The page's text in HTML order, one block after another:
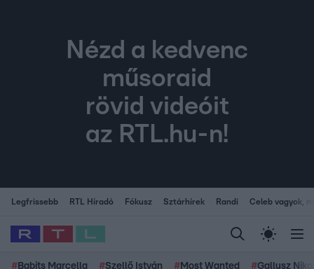
Nézd a kedvenc
műsoraid
rövid videóit
az RTL.hu-n!
Legfrissebb RTL Híradó Fókusz Sztárhírek Randi Celeb vagyok,
# Babits Marcella #Szellő István # Most Wanted #Gallusz